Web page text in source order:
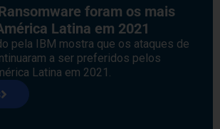
foram os mais
Latina em 2021
pela IBM mostra que os ataques de
a ser preferidos pelos
Latina em 2021.